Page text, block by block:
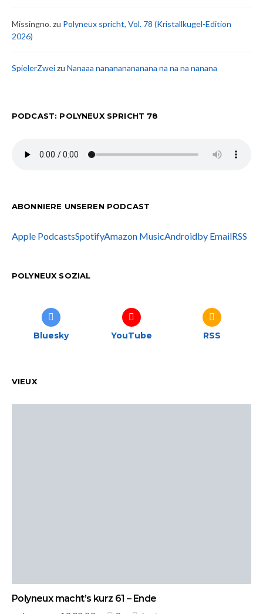
Missingno.zu Polyneux spricht, Vol. 78 (Kristallkugel-Edition
2026)
SpielerZweizu Nanaaa nanananananana na na na nanana
PODCAST: POLYNEUX SPRICHT 78
ABONNIERE UNSEREN PODCAST
Apple PodcastsSpotifyAmazon MusicAndroidby EmailRSS
POLYNEUX SOZIAL
Bluesky YouTube RSS
VIEUX
Polyneux macht’s kurz 61 – Ende